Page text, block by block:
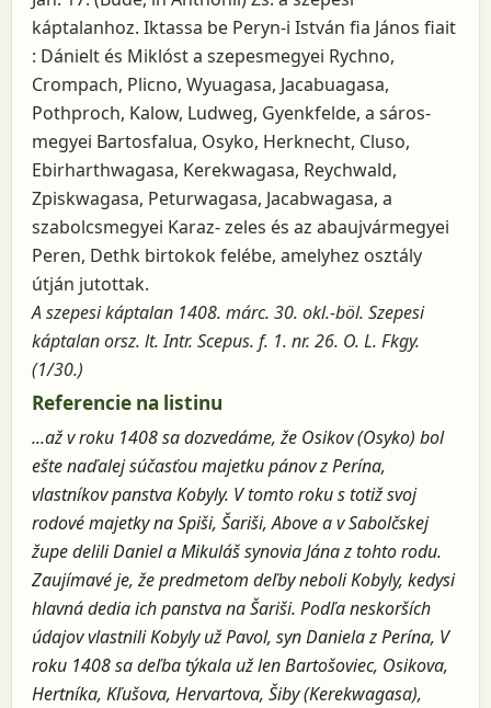
káptalanhoz. Iktassa be Peryn-i István fia János fiait
: Dánielt és Miklóst a szepesmegyei Rychno,
Crompach, Plicno, Wyuagasa, Jacabuagasa,
Pothproch, Kalow, Ludweg, Gyenkfelde, a sáros-
megyei Bartosfalua, Osyko, Herknecht, Cluso,
Ebirharthwagasa, Kerekwagasa, Reychwald,
Zpiskwagasa, Peturwagasa, Jacabwagasa, a
szabolcsmegyei Karaz- zeles és az abaujvármegyei
Peren, Dethk birtokok felébe, amelyhez osztály
útján jutottak.
A szepesi káptalan 1408. márc. 30. okl.-böl. Szepesi
káptalan orsz. lt. Intr. Scepus. f. 1. nr. 26. O. L. Fkgy.
(1/30.)
Referencie na listinu
...až v roku 1408 sa dozvedáme, že Osikov (Osyko) bol
ešte naďalej súčasťou majetku pánov z Perína,
vlastníkov panstva Kobyly. V tomto roku s totiž svoj
rodové majetky na Spiši, Šariši, Above a v Sabolčskej
župe delili Daniel a Mikuláš synovia Jána z tohto rodu.
Zaujímavé je, že predmetom deľby neboli Kobyly, kedysi
hlavná dedia ich panstva na Šariši. Podľa neskorších
údajov vlastnili Kobyly už Pavol, syn Daniela z Perína, V
roku 1408 sa deľba týkala už len Bartošoviec, Osikova,
Hertníka, Kľušova, Hervartova, Šiby (Kerekwagasa),